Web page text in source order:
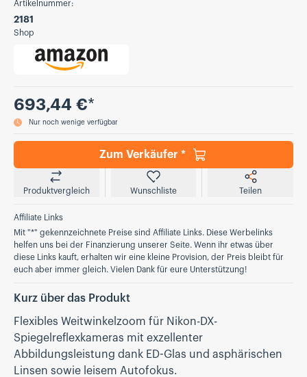
Artikelnummer:
2181
Shop
Preis
693,44 €*
Nur noch wenige verfügbar
Zum Verkäufer *
Produktvergleich Wunschliste Teilen
Affiliate Links
Mit "*" gekennzeichnete Preise sind Affiliate Links. Diese Werbelinks
helfen uns bei der Finanzierung unserer Seite. Wenn ihr etwas über
diese Links kauft, erhalten wir eine kleine Provision, der Preis bleibt für
euch aber immer gleich. Vielen Dank für eure Unterstützung!
Kurz über das Produkt
Flexibles Weitwinkelzoom für Nikon-DX-
Spiegelreflexkameras mit exzellenter
Abbildungsleistung dank ED-Glas und asphärischen
Linsen sowie leisem Autofokus.